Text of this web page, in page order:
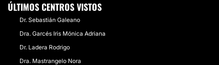
ÚLTIMOS CENTROS VISTOS
Dr. Sebastián Galeano
Dra. Garcés Iris Mónica Adriana
Dr. Ladera Rodrigo
Dra. Mastrangelo Nora